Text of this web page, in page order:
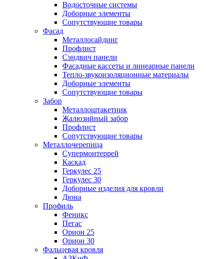
Водосточные системы
Доборные элементы
Сопутствующие товары
Фасад
Металлосайдинг
Профлист
Сэндвич панели
Фасадные кассеты и линеарные панели
Тепло-звукоизоляционные материалы
Доборные элементы
Сопутствующие товары
Забор
Металлоштакетник
Жалюзийный забор
Профлист
Сопутствующие товары
Металлочерепица
Супермонтеррей
Каскад
Геркулес 25
Геркулес 30
Доборные изделия для кровли
Дюна
Профиль
Феникс
Пегас
Орион 25
Орион 30
Фальцевая кровля